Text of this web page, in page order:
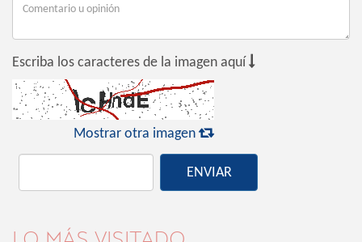
Escriba los caracteres de la imagen aquí 
Mostrar otra imagen 
ENVIAR